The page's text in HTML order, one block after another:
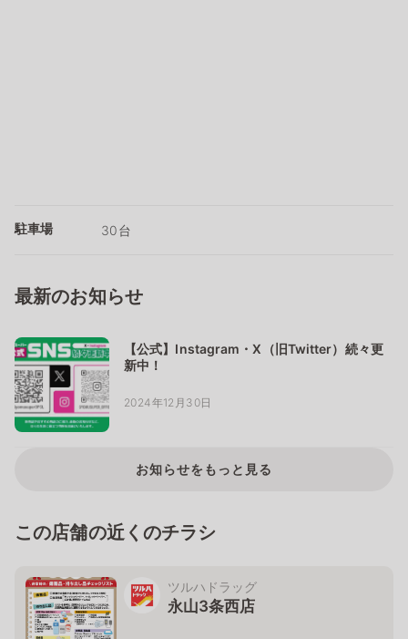
駐車場 30台
最新のお知らせ
【公式】Instagram・X（旧Twitter）続々更
新中！
2024年12月30日
お知らせをもっと見る
この店舗の近くのチラシ
ツルハドラッグ
永山3条西店